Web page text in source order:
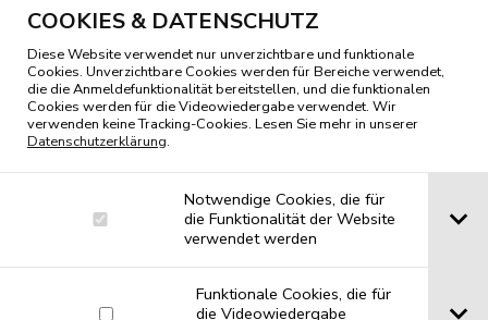
COOKIES & DATENSCHUTZ
Diese Website verwendet nur unverzichtbare und funktionale
Cookies. Unverzichtbare Cookies werden für Bereiche verwendet,
die die Anmeldefunktionalität bereitstellen, und die funktionalen
Cookies werden für die Videowiedergabe verwendet. Wir
verwenden keine Tracking-Cookies. Lesen Sie mehr in unserer
Datenschutzerklärung.
Notwendige Cookies, die für
die Funktionalität der Website
verwendet werden
Funktionale Cookies, die für
die Videowiedergabe
UNSER MAGAZIN LESEN